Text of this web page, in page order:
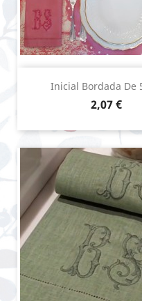
Inicial Bordada De
Precio
2,07 €